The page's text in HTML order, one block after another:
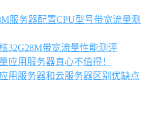
服务器配置CPU型号带宽流量测
32G28M带宽流量性能测评
应用服务器真心不值得！
用服务器和云服务器区别优缺点